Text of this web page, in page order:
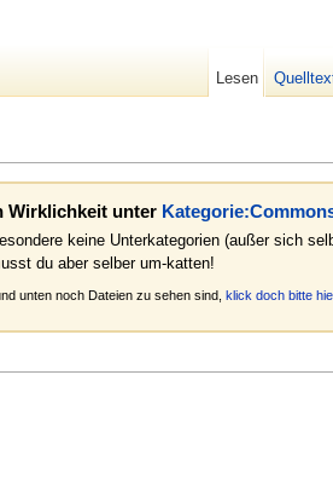
Wirklichkeit unter
keine Unterkategorien (außer sich
du aber selber um-katten!
unten noch Dateien zu sehen sind, klick doch bitte
Lesen